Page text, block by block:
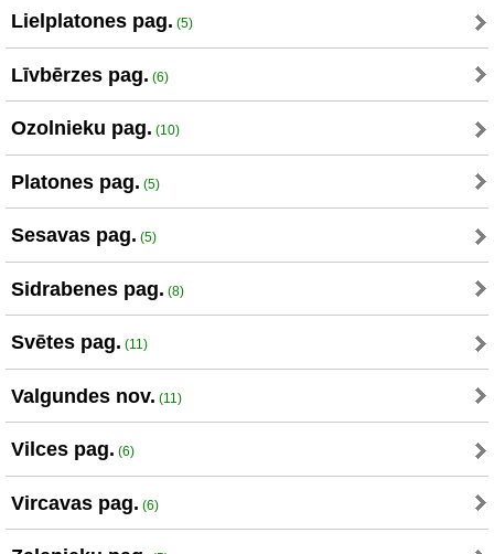
Lielplatones pag. (5)
Līvbērzes pag. (6)
Ozolnieku pag. (10)
Platones pag. (5)
Sesavas pag. (5)
Sidrabenes pag. (8)
Svētes pag. (11)
Valgundes nov. (11)
Vilces pag. (6)
Vircavas pag. (6)